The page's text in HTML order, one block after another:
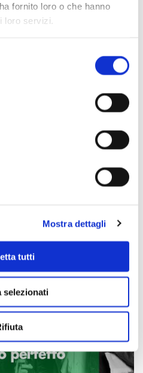
fornito loro o che hanno
loro servizi.
Mostra dettagli
tutti
selezionati